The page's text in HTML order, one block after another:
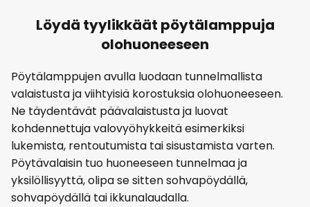
Löydä tyylikkäät pöytälamppuja
olohuoneeseen
Pöytälamppujen avulla luodaan tunnelmallista
valaistusta ja viihtyisiä korostuksia olohuoneeseen.
Ne täydentävät päävalaistusta ja luovat
kohdennettuja valovyöhykkeitä esimerkiksi
lukemista, rentoutumista tai sisustamista varten.
Pöytävalaisin tuo huoneeseen tunnelmaa ja
yksilöllisyyttä, olipa se sitten sohvapöydällä,
sohvapöydällä tai ikkunalaudalla.